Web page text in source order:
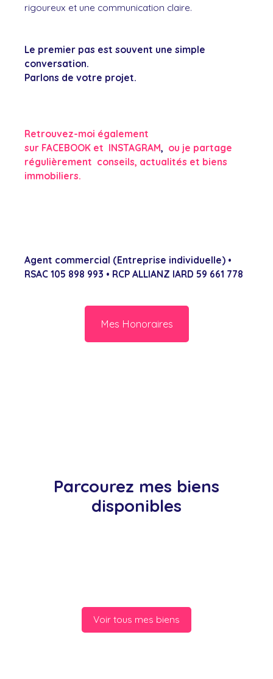
rigoureux et une communication claire.
Le premier pas est souvent une simple
conversation.
Parlons de votre projet.
Retrouvez-moi également
sur FACEBOOK et INSTAGRAM, ou je partage
régulièrement conseils, actualités et biens
immobiliers.
Agent commercial (Entreprise individuelle) •
RSAC 105 898 993 • RCP ALLIANZ IARD 59 661 778
Mes Honoraires
Parcourez mes biens
disponibles
Voir tous mes biens